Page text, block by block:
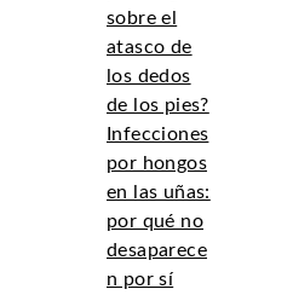
sobre el
atasco de
los dedos
de los pies?
Infecciones
por hongos
en las uñas:
por qué no
desaparece
n por sí